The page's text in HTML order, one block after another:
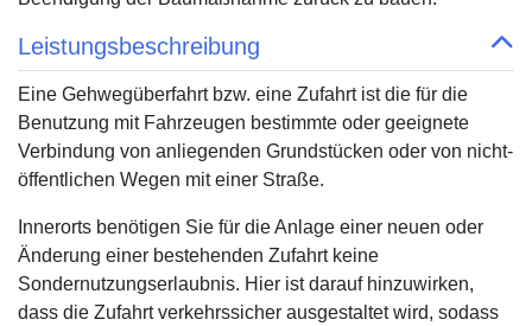
Leistungsbeschreibung
Eine Gehwegüberfahrt bzw. eine Zufahrt ist die für die
Benutzung mit Fahrzeugen bestimmte oder geeignete
Verbindung von anliegenden Grundstücken oder von nicht-
öffentlichen Wegen mit einer Straße.
Innerorts benötigen Sie für die Anlage einer neuen oder
Änderung einer bestehenden Zufahrt keine
Sondernutzungserlaubnis. Hier ist darauf hinzuwirken,
dass die Zufahrt verkehrssicher ausgestaltet wird, sodass